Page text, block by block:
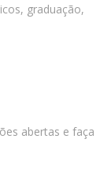
graduação,
abertas e faça